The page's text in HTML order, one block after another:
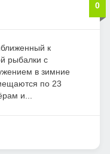
0
к
рыбалки с
в зимние
по 23
и...